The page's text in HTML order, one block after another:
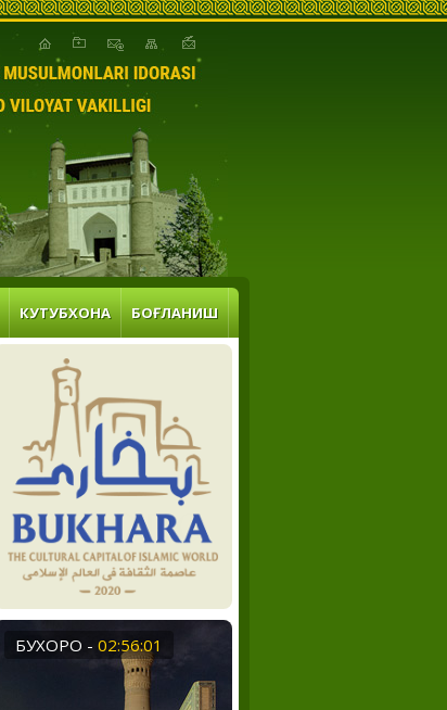
КУТУБХОНА БОҒЛАНИШ
БУХОРО - 02:56:02